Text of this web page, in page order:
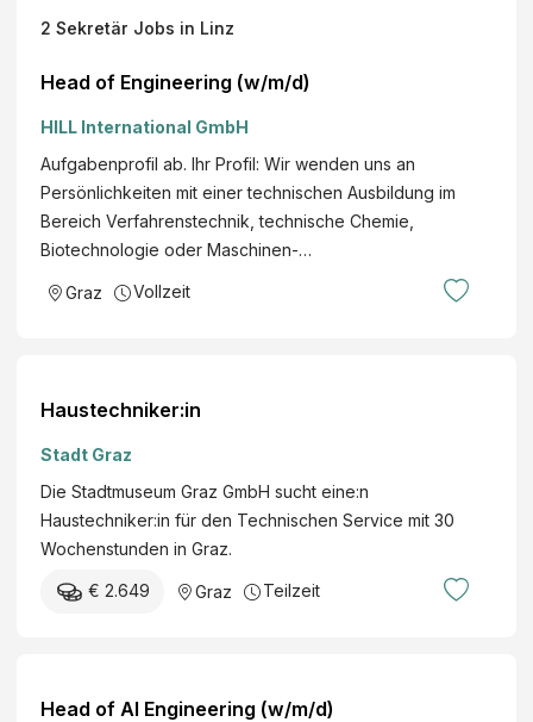
2 Sekretär Jobs in Linz
Head of Engineering (w/m/d)
HILL International GmbH
Aufgabenprofil ab. Ihr Profil: Wir wenden uns an
Persönlichkeiten mit einer technischen Ausbildung im
Bereich Verfahrenstechnik, technische Chemie,
Biotechnologie oder Maschinen-…
Graz Vollzeit
Haustechniker:in
Stadt Graz
Die Stadtmuseum Graz GmbH sucht eine:n
Haustechniker:in für den Technischen Service mit 30
Wochenstunden in Graz.
€ 2.649 Graz Teilzeit
Head of AI Engineering (w/m/d)